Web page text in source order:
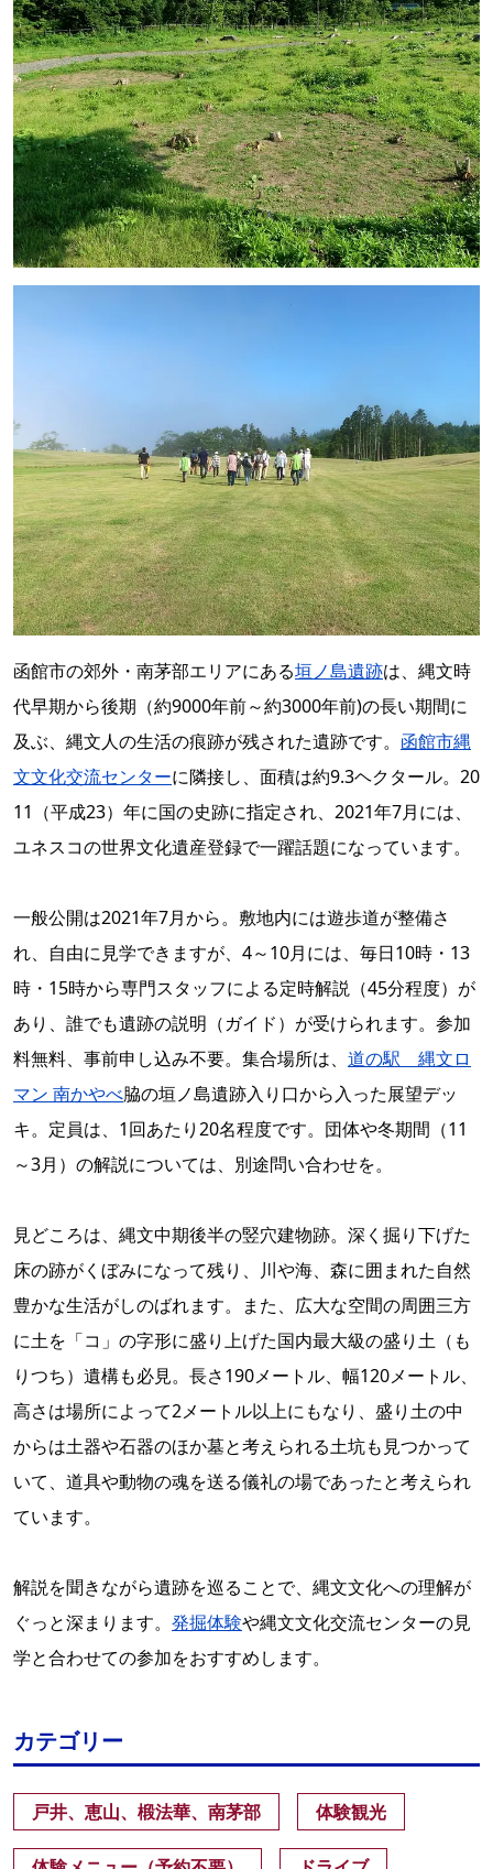
函館市の郊外・南茅部エリアにある垣ノ島遺跡は、縄文時
代早期から後期（約9000年前～約3000年前)の長い期間に
及ぶ、縄文人の生活の痕跡が残された遺跡です。 函館市縄
文文化交流センターに隣接し、面積は約9.3ヘクタール。20
11（平成23）年に国の史跡に指定され、2021年7月には、
ユネスコの世界文化遺産登録で一躍話題になっています。
一般公開は2021年7月から。敷地内には遊歩道が整備さ
れ、自由に見学できますが、4～10月には、毎日10時・13
時・15時から専門スタッフによる定時解説（45分程度）が
あり、誰でも遺跡の説明（ガイド）が受けられます。参加
料無料、事前申し込み不要。集合場所は、 道の駅 縄文ロ
マン 南かやべ脇の垣ノ島遺跡入り口から入った展望デッ
キ。定員は、1回あたり20名程度です。団体や冬期間（11
～3月）の解説については、別途問い合わせを。
見どころは、縄文中期後半の竪穴建物跡。深く掘り下げた
床の跡がくぼみになって残り、川や海、森に囲まれた自然
豊かな生活がしのばれます。また、広大な空間の周囲三方
に土を「コ」の字形に盛り上げた国内最大級の盛り土（も
りつち）遺構も必見。長さ190メートル、幅120メートル、
高さは場所によって2メートル以上にもなり、盛り土の中
からは土器や石器のほか墓と考えられる土坑も見つかって
いて、道具や動物の魂を送る儀礼の場であったと考えられ
ています。
解説を聞きながら遺跡を巡ることで、縄文文化への理解が
ぐっと深まります。 発掘体験や縄文文化交流センターの見
学と合わせての参加をおすすめします。
カテゴリー
戸井、恵山、椴法華、南茅部 体験観光